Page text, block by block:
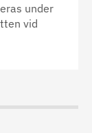
under
vid